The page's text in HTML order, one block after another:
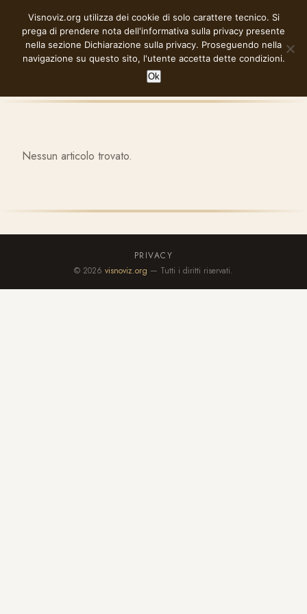
contenuto
VISNOVIZ.ORG
Nessun articolo trovato.
PRIVACY
© 2026 visnoviz.org — Tutti i diritti riservati.
Visnoviz.org utilizza dei cookie di solo carattere tecnico. Si
prega di prendere nota dell'informativa sulla privacy presente
nella sezione Dichiarazione sulla privacy. Proseguendo nella
navigazione su questo sito, l'utente accetta dette condizioni.
Ok